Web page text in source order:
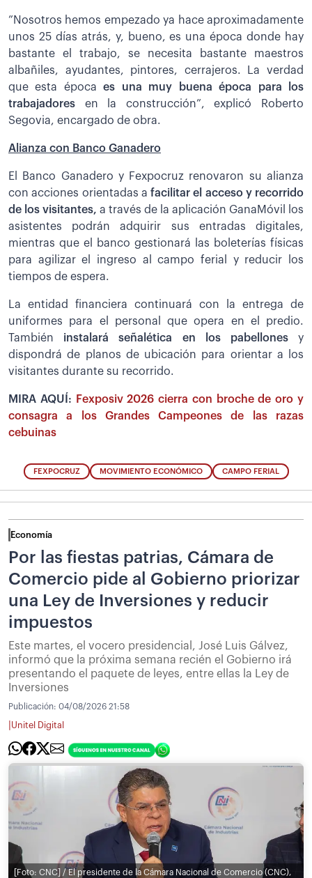
”Nosotros hemos empezado ya hace aproximadamente
unos 25 días atrás, y, bueno, es una época donde hay
bastante el trabajo, se necesita bastante maestros
albañiles, ayudantes, pintores, cerrajeros. La verdad
que esta épocaes una muy buena época para los
trabajadores en la construcción”, explicó Roberto
Segovia, encargado de obra.
Alianza con Banco Ganadero
El Banco Ganadero y Fexpocruz renovaron su alianza
con acciones orientadas a facilitar el acceso y recorrido
de los visitantes, a través de la aplicación GanaMóvil los
asistentes podrán adquirir sus entradas digitales,
mientras que el banco gestionará las boleterías físicas
para agilizar el ingreso al campo ferial y reducir los
tiempos de espera.
La entidad financiera continuará con la entrega de
uniformes para el personal que opera en el predio.
También instalará señalética en los pabellonesy
dispondrá de planos de ubicación para orientar a los
visitantes durante su recorrido.
MIRA AQUÍ:
Fexposiv 2026 cierra con broche de oro y
consagra a los Grandes Campeones de las razas
cebuinas
FEXPOCRUZ MOVIMIENTO ECONÓMICO CAMPO FERIAL
Economía
Por las fiestas patrias, Cámara de
Comercio pide al Gobierno priorizar
una Ley de Inversiones y reducir
impuestos
Este martes, el vocero presidencial, José Luis Gálvez,
informó que la próxima semana recién el Gobierno irá
presentando el paquete de leyes, entre ellas la Ley de
Inversiones
Publicación: 04/08/2026 21:58
Unitel Digital
[Foto: CNC] / El presidente de la Cámara Nacional de Comercio (CNC),